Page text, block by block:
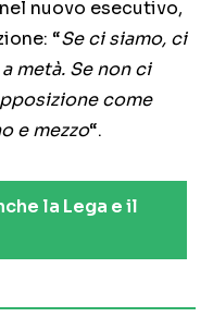
nuovo esecutivo,
“Se ci siamo, ci
metà. Se non ci
come
e mezzo“.
la Lega e il